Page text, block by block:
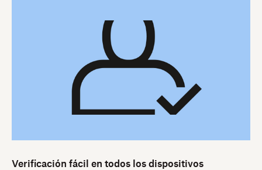
Verificación fácil en todos los dispositivos